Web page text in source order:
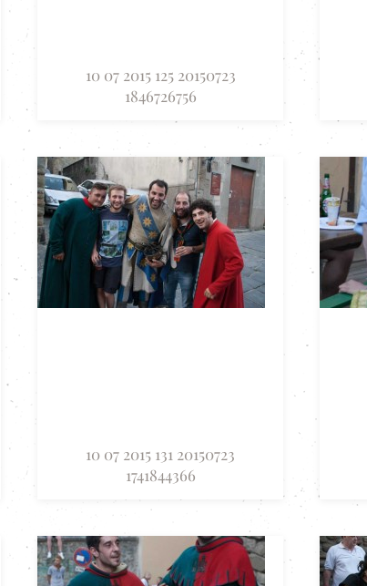
10 07 2015 125 20150723
1846726756
10 07 2015 131 20150723
1741844366